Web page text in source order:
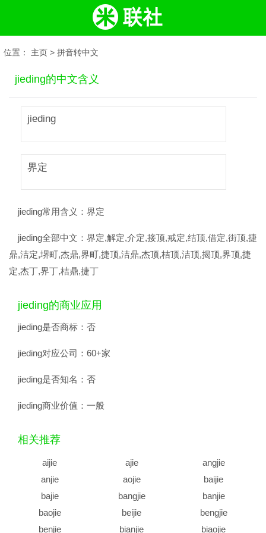
位置： 主页 > 拼音转中文
jieding的中文含义
jieding
界定
jieding常用含义： 界定
jieding全部中文： 界定,解定,介定,接顶,戒定,结顶,借定,街顶,捷
鼎,洁定,堺町,杰鼎,界町,捷顶,洁鼎,杰顶,桔顶,洁顶,揭顶,界顶,捷
定,杰丁,界丁,桔鼎,捷丁
jieding的商业应用
jieding是否商标： 否
jieding对应公司： 60+家
jieding是否知名： 否
jieding商业价值： 一般
相关推荐
aijie ajie
angjie
anjie
aojie
baijie
bajie
bangjie
banjie
baojie
beijie
bengjie
benjie
bianjie biaojie